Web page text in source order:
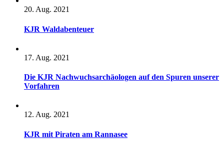
20. Aug. 2021
KJR Waldabenteuer
17. Aug. 2021
Die KJR Nachwuchsarchäologen auf den Spuren unserer
Vorfahren
12. Aug. 2021
KJR mit Piraten am Rannasee